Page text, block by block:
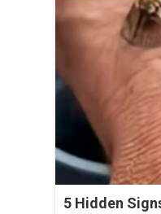
5 Hidden